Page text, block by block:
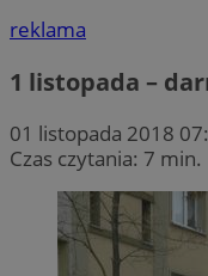
reklama
1 listopada –
01 listopada 2018
Czas czytania: 7 min.